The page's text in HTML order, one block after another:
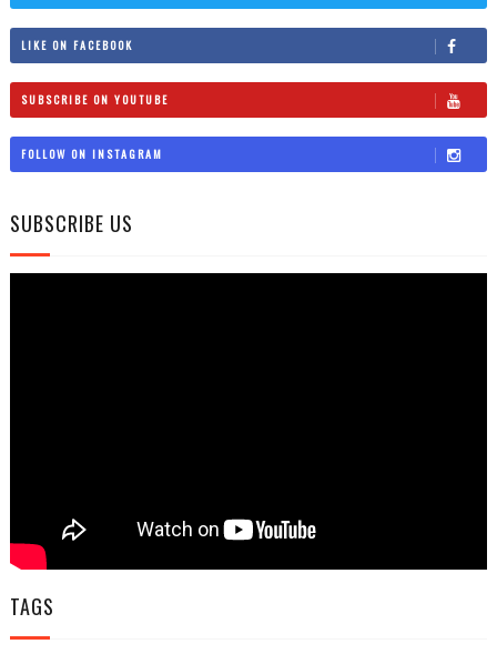
LIKE ON FACEBOOK
SUBSCRIBE ON YOUTUBE
FOLLOW ON INSTAGRAM
SUBSCRIBE US
TAGS